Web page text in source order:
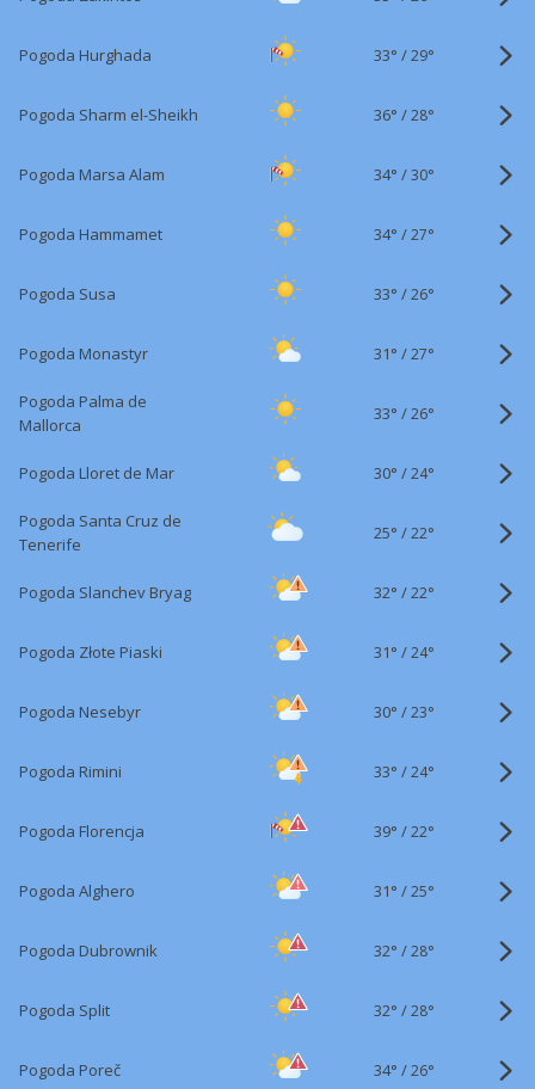
Pogoda Hurghada 33° /29°
Pogoda Sharm el-Sheikh 36° /28°
Pogoda Marsa Alam 34° /30°
Pogoda Hammamet 34° /27°
Pogoda Susa 33° /26°
Pogoda Monastyr 31° /27°
Pogoda Palma de
Mallorca
33° /26°
Pogoda Lloret de Mar 30° /24°
Pogoda Santa Cruz de
Tenerife
25° /22°
Pogoda Slanchev Bryag 32° /22°
Pogoda Złote Piaski 31° /24°
Pogoda Nesebyr 30° /23°
Pogoda Rimini 33° /24°
Pogoda Florencja 39° /22°
Pogoda Alghero 31° /25°
Pogoda Dubrownik 32° /28°
Pogoda Split 32° /28°
Pogoda Poreč 34° /26°